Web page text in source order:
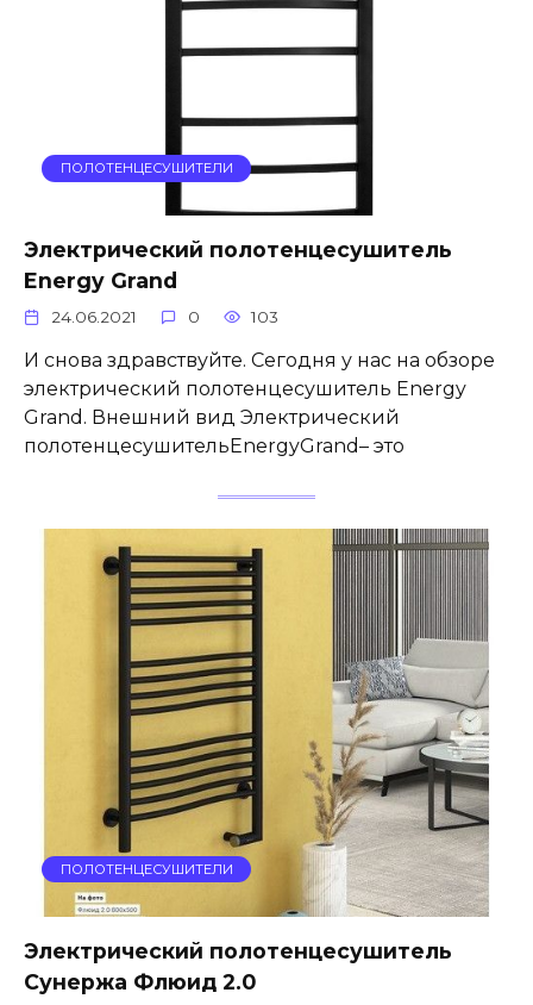
ПОЛОТЕНЦЕСУШИТЕЛИ
Электрический полотенцесушитель
Energy Grand
24.06.2021 0 103
И снова здравствуйте. Сегодня у нас на обзоре
электрический полотенцесушитель Energy
Grand. Внешний вид Электрический
полотенцесушительEnergyGrand– это
ПОЛОТЕНЦЕСУШИТЕЛИ
Электрический полотенцесушитель
Сунержа Флюид 2.0